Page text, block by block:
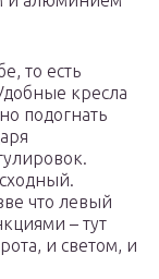
то есть
кресла
подогнать
что левый
– тут
и светом, и